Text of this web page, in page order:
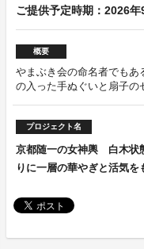
ご提供予定時期：2026年
概要
やまぶき会の命名者でも
の入った手ぬぐいと扇子の
プロジェクト名
京都随一の女神輿 白木状
りに一層の華やぎと活気を